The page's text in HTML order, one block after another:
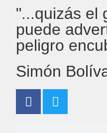
"...quizás el
puede
peligro
Simón